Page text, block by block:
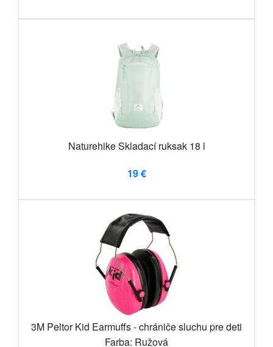
Naturehike Skladací ruksak 18 l
19 €
3M Peltor Kid Earmuffs - chrániče sluchu pre deti
Farba: Ružová